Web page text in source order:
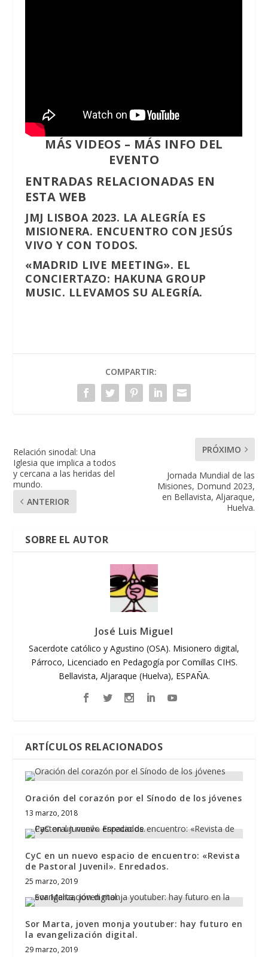
MÁS VIDEOS – MÁS INFO DEL
EVENTO
ENTRADAS RELACIONADAS EN
ESTA WEB
JMJ LISBOA 2023. LA ALEGRÍA ES
MISIONERA. ENCUENTRO CON JESÚS
VIVO Y CON TODOS.
«MADRID LIVE MEETING». EL
CONCIERTAZO: HAKUNA GROUP
MUSIC. LLEVAMOS SU ALEGRÍA.
COMPARTIR:
Relación sinodal: Una
Iglesia que implica a todos
y cercana a las heridas del
mundo.
ANTERIOR
PRÓXIMO
Jornada Mundial de las
Misiones, Domund 2023,
en Bellavista, Aljaraque,
Huelva.
SOBRE EL AUTOR
José Luis Miguel
Sacerdote católico y Agustino (OSA). Misionero digital,
Párroco, Licenciado en Pedagogía por Comillas CIHS.
Bellavista, Aljaraque (Huelva), ESPAÑA.
ARTÍCULOS RELACIONADOS
Oración del corazón por el Sínodo de los jóvenes
13 marzo, 2018
CyC en un nuevo espacio de encuentro: «Revista
de Pastoral Juvenil». Enredados.
25 marzo, 2019
Sor Marta, joven monja youtuber: hay futuro en
la evangelización digital.
29 marzo, 2019